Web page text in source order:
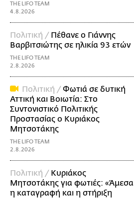
THE LIFO TEAM
4.8.2026
Πολιτική / Πέθανε ο Γιάννης
Βαρβιτσιώτης σε ηλικία 93 ετών
THE LIFO TEAM
2.8.2026
Πολιτική /Φωτιά σε δυτική
Αττική και Βοιωτία: Στο
Συντονιστικό Πολιτικής
Προστασίας ο Κυριάκος
Μητσοτάκης
THE LIFO TEAM
2.8.2026
Πολιτική / Κυριάκος
Μητσοτάκης για φωτιές: «Άμεσα
η καταγραφή και η στήριξη